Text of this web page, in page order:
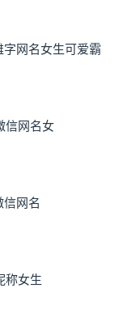
网名女生可爱霸
信网名女
信网名
称女生